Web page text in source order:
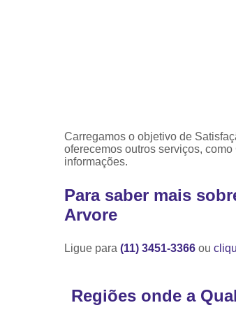
Carregamos o objetivo de
oferecemos outros serviços,
informações.
Para saber mais
Arvore
Ligue para (11) 3451-3366 ou
Regiões onde a